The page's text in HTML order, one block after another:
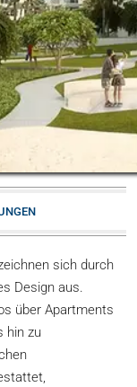
sich durch
Design aus.
über Apartments
hin zu